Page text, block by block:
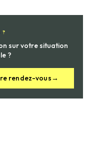
?
sur votre situation
?
rendez-vous→